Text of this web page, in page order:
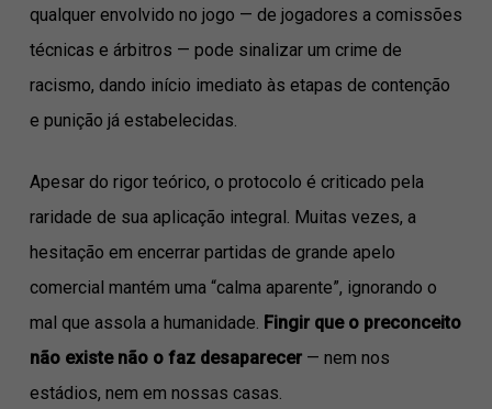
qualquer envolvido no jogo — de jogadores a comissões
técnicas e árbitros — pode sinalizar um crime de
racismo, dando início imediato às etapas de contenção
e punição já estabelecidas.
Apesar do rigor teórico, o protocolo é criticado pela
raridade de sua aplicação integral. Muitas vezes, a
hesitação em encerrar partidas de grande apelo
comercial mantém uma “calma aparente”, ignorando o
mal que assola a humanidade. Fingir que o preconceito
não existe não o faz desaparecer — nem nos
estádios, nem em nossas casas.